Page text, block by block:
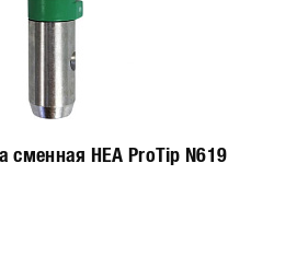
сменная HEA ProTip N619